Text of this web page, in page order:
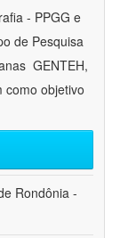
- PPGG e
de Pesquisa
 GENTEH,
como objetivo
Rondônia -